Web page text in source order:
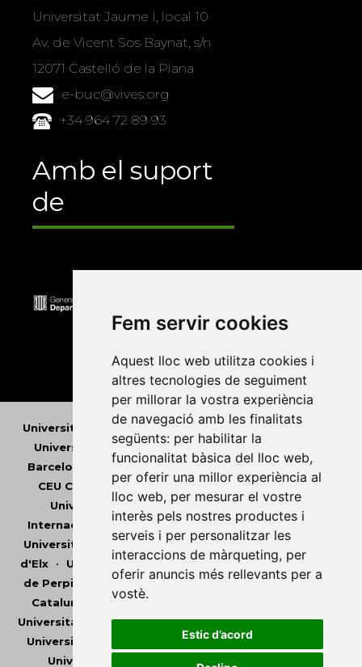
Fem servir cookies
Aquest lloc web utilitza cookies i
altres tecnologies de seguiment
per millorar la vostra experiència
de navegació amb les finalitats
següents: per habilitar la
funcionalitat bàsica del lloc web,
per oferir una millor experiència al
lloc web, per mesurar el vostre
interès pels nostres productes i
serveis i per personalitzar les
interaccions de màrqueting, per
oferir anuncis més rellevants per a
vostè.
Estic d’acord
Universitat Jaume I, local 10
Av. de Vicent Sos Baynat, s/n
12071 Castelló de la Plana
e-buc@vives.org
+34 964 72 89 93
Amb el suport
de
Universitat Abat Oliba CEU•Universitat d'Alacant
Universitat d'Andorra•Universitat Autònoma de
Barcelona
Universitat de Barcelona•Universitat
CEU Cardenal Herrera•Universitat de Girona •
Universitat de les Illes Balears•
Universitat
Internacional de Catalunya•Universitat Jaume I
Universitat de Lleida• Universitat Miguel Hernández
d'Elx• Universitat Oberta de Catalunya•Universitat
de Perpinyà Via Domitia•Universitat Politècnica de
Catalunya
Universitat Politècnica de València
Universitat Pompeu Fabra•Universitat Ramon Llull
Universitat Rovira i Virgili
•Universitat de Sàsser
Universitat de València
• Universitat de Vic -